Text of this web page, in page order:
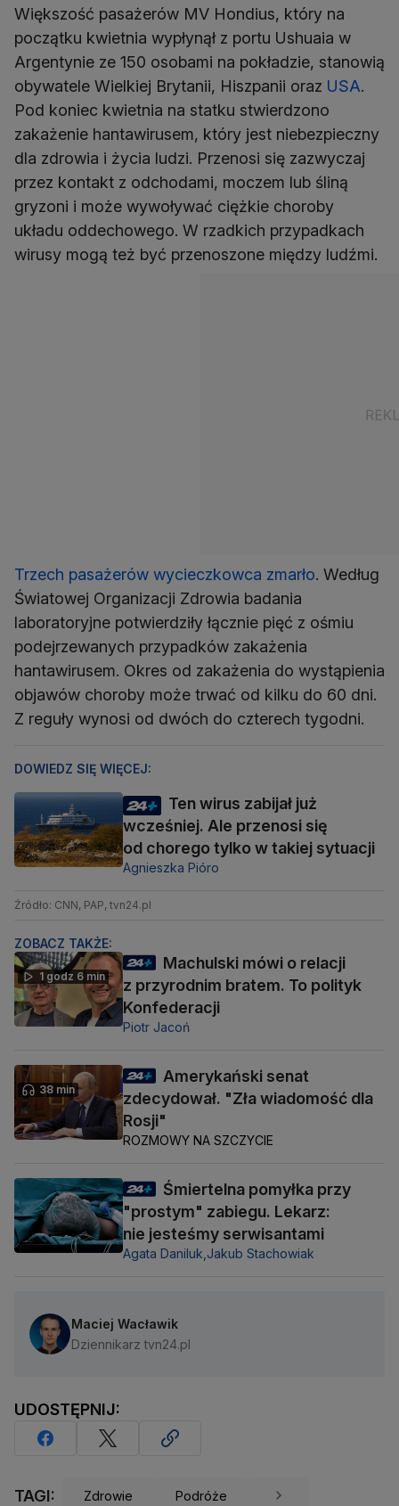
Większość pasażerów MV Hondius, który na
początku kwietnia wypłynął z portu Ushuaia w
Argentynie ze 150 osobami na pokładzie, stanowią
obywatele Wielkiej Brytanii, Hiszpanii oraz USA.
Pod koniec kwietnia na statku stwierdzono
zakażenie hantawirusem, który jest niebezpieczny
dla zdrowia i życia ludzi. Przenosi się zazwyczaj
przez kontakt z odchodami, moczem lub śliną
gryzoni i może wywoływać ciężkie choroby
układu oddechowego. W rzadkich przypadkach
wirusy mogą też być przenoszone między ludźmi.
Trzech pasażerów wycieczkowca zmarło. Według
Światowej Organizacji Zdrowia badania
laboratoryjne potwierdziły łącznie pięć z ośmiu
podejrzewanych przypadków zakażenia
hantawirusem. Okres od zakażenia do wystąpienia
objawów choroby może trwać od kilku do 60 dni.
Z reguły wynosi od dwóch do czterech tygodni.
DOWIEDZ SIĘ WIĘCEJ:
Ten wirus zabijał już
wcześniej. Ale przenosi się
od chorego tylko w takiej sytuacji
Agnieszka Pióro
Źródło: CNN, PAP, tvn24.pl
ZOBACZ TAKŻE:
1 godz 6 min
Machulski mówi o relacji
z przyrodnim bratem. To polityk
Konfederacji
Piotr Jacoń
38 min
Amerykański senat
zdecydował. "Zła wiadomość dla
Rosji"
ROZMOWY NA SZCZYCIE
Śmiertelna pomyłka przy
"prostym" zabiegu. Lekarz:
nie jesteśmy serwisantami
Agata Daniluk, Jakub Stachowiak
Maciej Wacławik
Dziennikarz tvn24.pl
UDOSTĘPNIJ:
TAGI: Zdrowie Podróże